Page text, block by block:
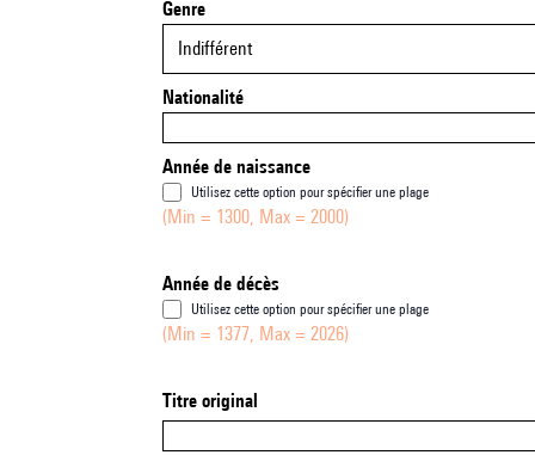
Genre
Indifférent
Nationalité
Année de naissance
Utilisez cette option pour spécifier une plage
(Min = 1300, Max = 2000)
Année de décès
Utilisez cette option pour spécifier une plage
(Min = 1377, Max = 2026)
Titre original